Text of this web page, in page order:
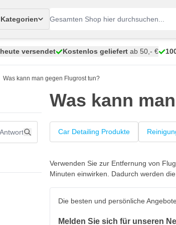
Kategorien
heute versendet Kostenlos geliefert ab 50,- €
Was kann man gegen Flugrost tun?
Was kann
Car Detailing Produkte
Verwenden Sie zur Entfernung von
Minuten einwirken. Dadurch werden
Die besten und persönliche
Melden Sie sich für unseren